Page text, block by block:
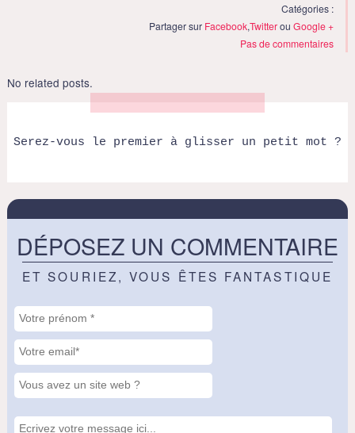
Catégories :
Partager sur Facebook,TwitterouGoogle +
Pas de commentaires
No related posts.
Serez-vous le premier à glisser un petit mot ?
DÉPOSEZ UN COMMENTAIRE
ET SOURIEZ, VOUS ÊTES FANTASTIQUE